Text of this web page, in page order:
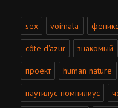
sex voimala
côte d'azur знакомый
проект human nature
наутилус-помпилиус